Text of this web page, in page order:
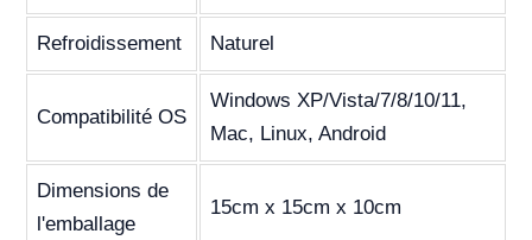
Refroidissement Naturel
Compatibilité OS
Windows XP/Vista/7/8/10/11,
Mac, Linux, Android
Dimensions de
l'emballage
15cm x 15cm x 10cm